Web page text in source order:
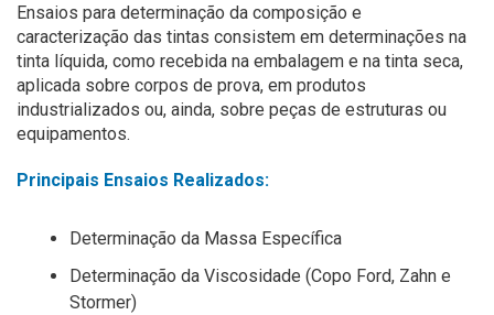
Ensaios para determinação da composição e
caracterização das tintas consistem em determinações na
tinta líquida, como recebida na embalagem e na tinta seca,
aplicada sobre corpos de prova, em produtos
industrializados ou, ainda, sobre peças de estruturas ou
equipamentos.
Principais Ensaios Realizados:
Determinação da Massa Específica
Determinação da Viscosidade (Copo Ford, Zahn e
Stormer)